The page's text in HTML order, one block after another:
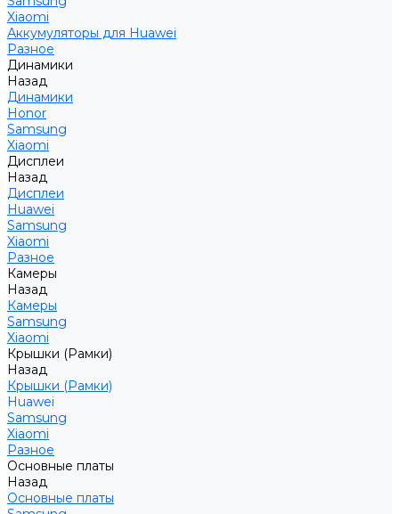
Xiaomi
Аккумуляторы для Huawei
Разное
Динамики
Назад
Динамики
Honor
Samsung
Xiaomi
Дисплеи
Назад
Дисплеи
Huawei
Samsung
Xiaomi
Разное
Камеры
Назад
Камеры
Samsung
Xiaomi
Крышки (Рамки)
Назад
Крышки (Рамки)
Huawei
Samsung
Xiaomi
Разное
Основные платы
Назад
Основные платы